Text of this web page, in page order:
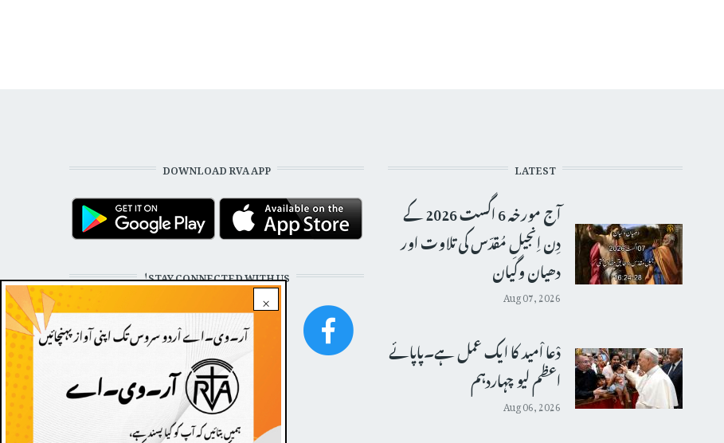
×
LATEST
آج مورخہ 6 اگست 2026 کے
دِن اِنجیلِ مُقدّس کی تلاوت اور
دھیان وگیان
Aug 07, 2026
دْعا اْمید کا ایک عمل ہے۔پاپائے
اعظم لیو چہاردہم
Aug 06, 2026
DOWNLOAD RVA APP
STAY CONNECTED WITH US!